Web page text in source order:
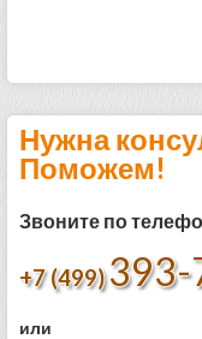
Нужна
Поможем!
Звоните по
+7 (499)
или